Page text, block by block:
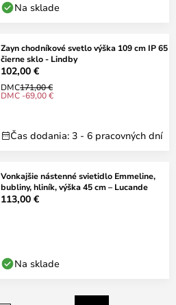
Na sklade
Zayn chodníkové svetlo výška 109 cm IP 65
čierne sklo - Lindby
102,00 €
DMC171,00 €
DMC -69,00 €
Čas dodania: 3 - 6 pracovných dní
Vonkajšie nástenné svietidlo Emmeline,
bubliny, hliník, výška 45 cm – Lucande
113,00 €
Na sklade